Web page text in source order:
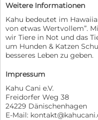
Weitere Informationen
Kahu bedeutet im
von etwas Wertvollem”.
wir Tiere in Not und das
um Hunden & Katzen
besseres Leben zu geben.
Impressum
Kahu Cani e.V.
Freidorfer Weg 38
24229 Dänischenhagen
E-Mail: